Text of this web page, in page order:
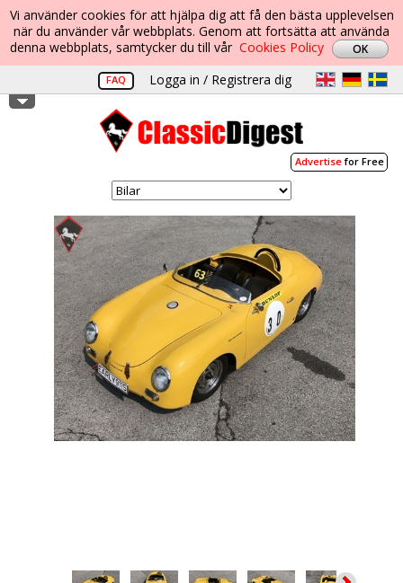
Vi använder cookies för att hjälpa dig att få den bästa upplevelsen
när du använder vår webbplats. Genom att fortsätta att använda
denna webbplats, samtycker du till vår Cookies Policy
FAQ Logga in / Registrera dig
Advertisefor Free